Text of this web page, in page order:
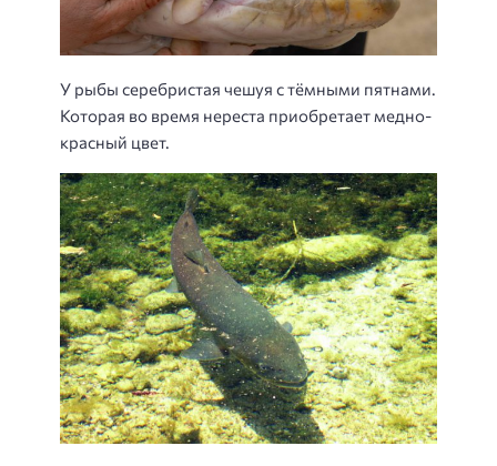
У рыбы серебристая чешуя с тёмными пятнами.
Которая во время нереста приобретает медно-
красный цвет.